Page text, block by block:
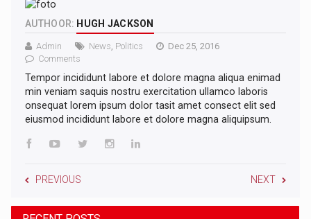
AUTHOOR: HUGH JACKSON
Admin News Politics
Dec 25, 2016
Comments
Tempor incididunt labore et dolore magna aliqua enimad
min veniam saquis nostru exercitation ullamco laboris
onsequat lorem ipsum dolor tasit amet consect elit sed
eiusmod incididunt labore et dolore magna aliquipsum.
PREVIOUS NEXT